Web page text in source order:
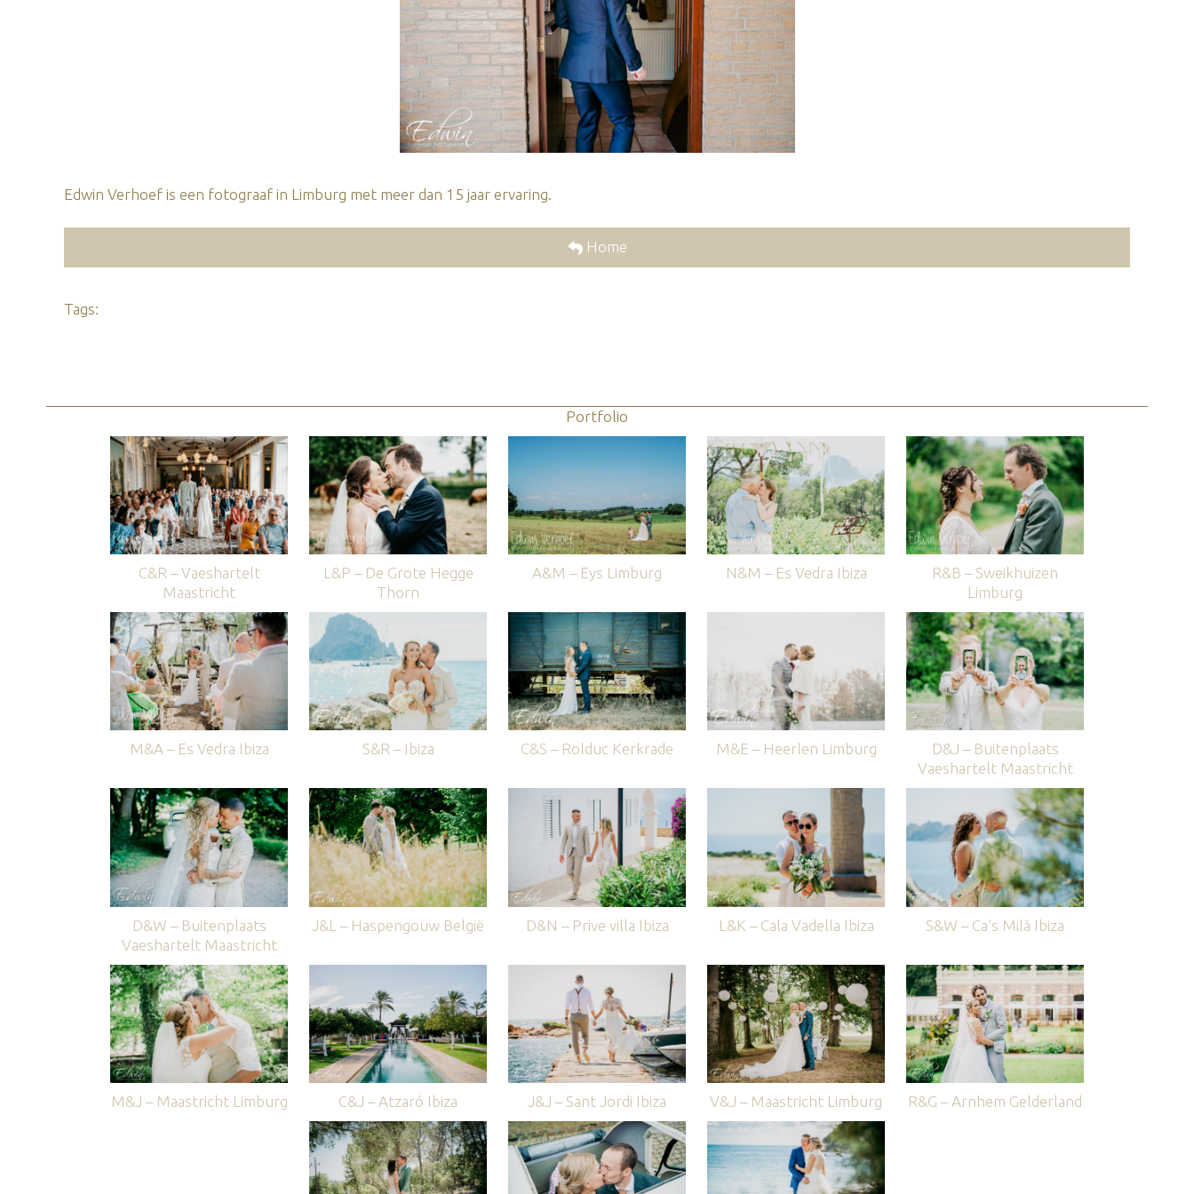
Edwin Verhoef is een fotograaf in Limburg met meer dan 15 jaar ervaring.
Home
Tags:
Portfolio
C&R – Vaeshartelt
Maastricht
L&P – De Grote Hegge
Thorn
A&M – Eys Limburg N&M – Es Vedra Ibiza
R&B – Sweikhuizen
Limburg
M&A – Es Vedra Ibiza S&R – Ibiza C&S – Rolduc Kerkrade M&E – Heerlen Limburg
D&J – Buitenplaats
Vaeshartelt Maastricht
D&W – Buitenplaats
Vaeshartelt Maastricht
J&L – Haspengouw België D&N – Prive villa Ibiza L&K – Cala Vadella Ibiza S&W – Ca’s Milà Ibiza
M&J – Maastricht Limburg C&J – Atzaró Ibiza J&J – Sant Jordi Ibiza V&J – Maastricht Limburg R&G – Arnhem Gelderland